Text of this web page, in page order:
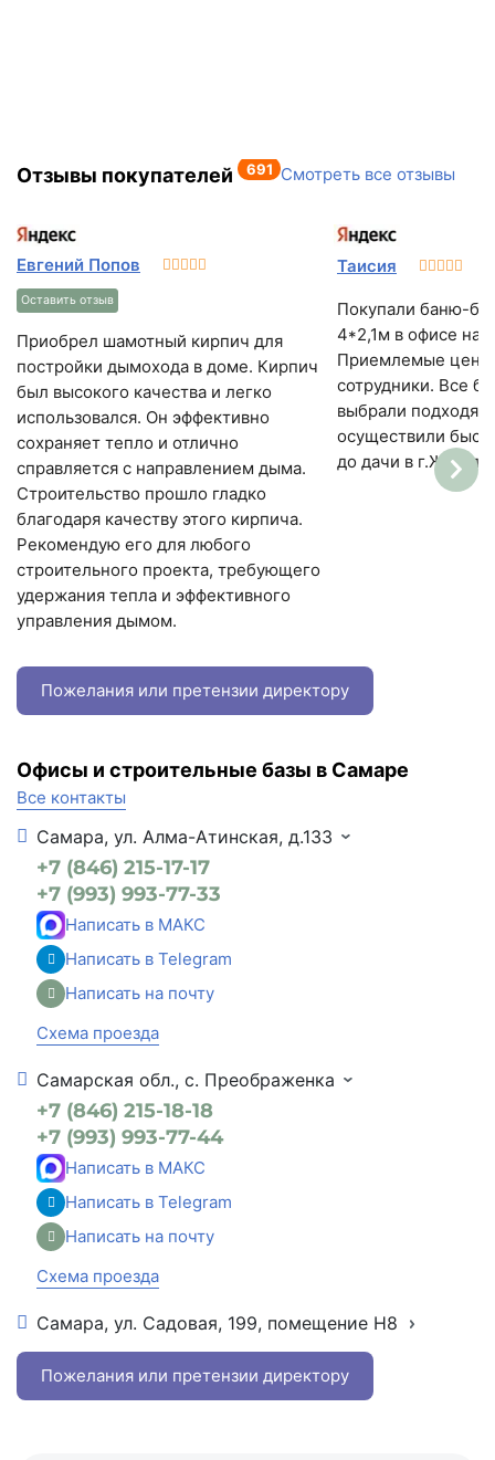
Отзывы покупателей 691 Смотреть все отзывы
Евгений Попов
Оставить отзыв
Приобрел шамотный кирпич для
постройки дымохода в доме. Кирпич
был высокого качества и легко
использовался. Он эффективно
сохраняет тепло и отлично
справляется с направлением дыма.
Строительство прошло гладко
благодаря качеству этого кирпича.
Рекомендую его для любого
строительного проекта, требующего
удержания тепла и эффективного
управления дымом.
Таисия
Покупали баню-
4*2,1м в офисе на Амбаре.
Приемлемые
сотрудники. Все
выбрали
осуществили
до дачи в
Пожелания или претензии директору
Офисы и строительные базы в Самаре
Все контакты
Самара, ул. Алма-Атинская, д.133
+7 (846) 215-17-17
+7 (993) 993-77-33
Написать в МАКС
Написать в Telegram
Написать на почту
Схема проезда
Самарская обл., с. Преображенка
+7 (846) 215-18-18
+7 (993) 993-77-44
Написать в МАКС
Написать в Telegram
Написать на почту
Схема проезда
Самара, ул. Садовая, 199, помещение Н8
+7 (846) 215-16-16
+7 (993) 993-77-22
Написать в МАКС
Пожелания или претензии директору